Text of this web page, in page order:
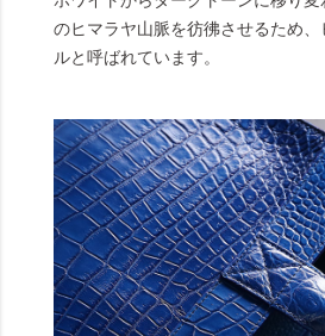
のヒマラヤ山脈を彷彿させるため
ルと呼ばれています。